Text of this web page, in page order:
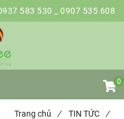
583 530 _ 0907 535 608
0
Trang chủ / TIN TỨC
/